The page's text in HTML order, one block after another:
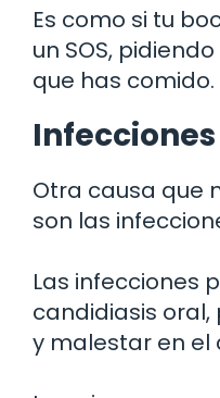
Es como si tu
un SOS,
que has comido.
Infecciones
Otra causa que
son las
Las infecciones
candidiasis
y malestar en el